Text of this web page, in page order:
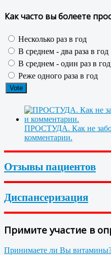
Как часто вы болеете
Несколько раз в год
В среднем - два раза в год
В среднем - один раз в год
Реже одного раза в год
ПРОСТУДА. Как не
комментарии.
Отзывы пациентов
Диспансеризация
Примите участие в
Принимаете ли Вы